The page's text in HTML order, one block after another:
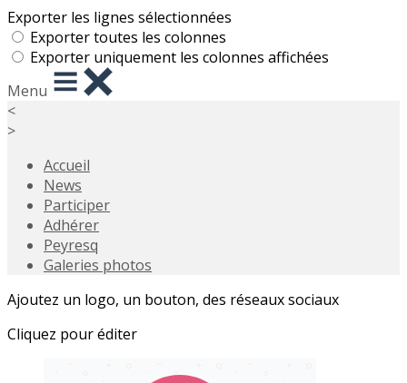
Exporter les lignes sélectionnées
Exporter toutes les colonnes
Exporter uniquement les colonnes affichées
Menu
<
>
Accueil
News
Participer
Adhérer
Peyresq
Galeries photos
Ajoutez un logo, un bouton, des réseaux sociaux
Cliquez pour éditer